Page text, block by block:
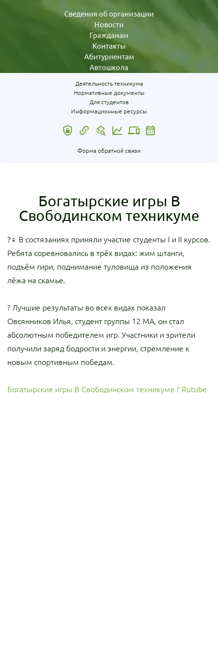
Сведения об организации
Новости
Гражданам
Контакты
Абитуриентам
Автошкола
Деятельность техникума
Нормативные документы
Для студентов
Информационные ресурсы
Форма обратной связи
Богатырские игры В
Свободинском техникуме
?‍♀ В состязаниях приняли участие студенты I и II курсов.
Ребята соревновались в трёх видах: жим штанги,
подъём гири, поднимание туловища из положения
лёжа на скамье.
? Лучшие результаты во всех видах показал
Овсянников Илья, студент группы 12 МА, он стал
абсолютным победителем игр. Участники и зрители
получили заряд бодрости и энергии, стремление к
новым спортивным победам.
Богатырские игры В Свободинском техникуме ? Rutube